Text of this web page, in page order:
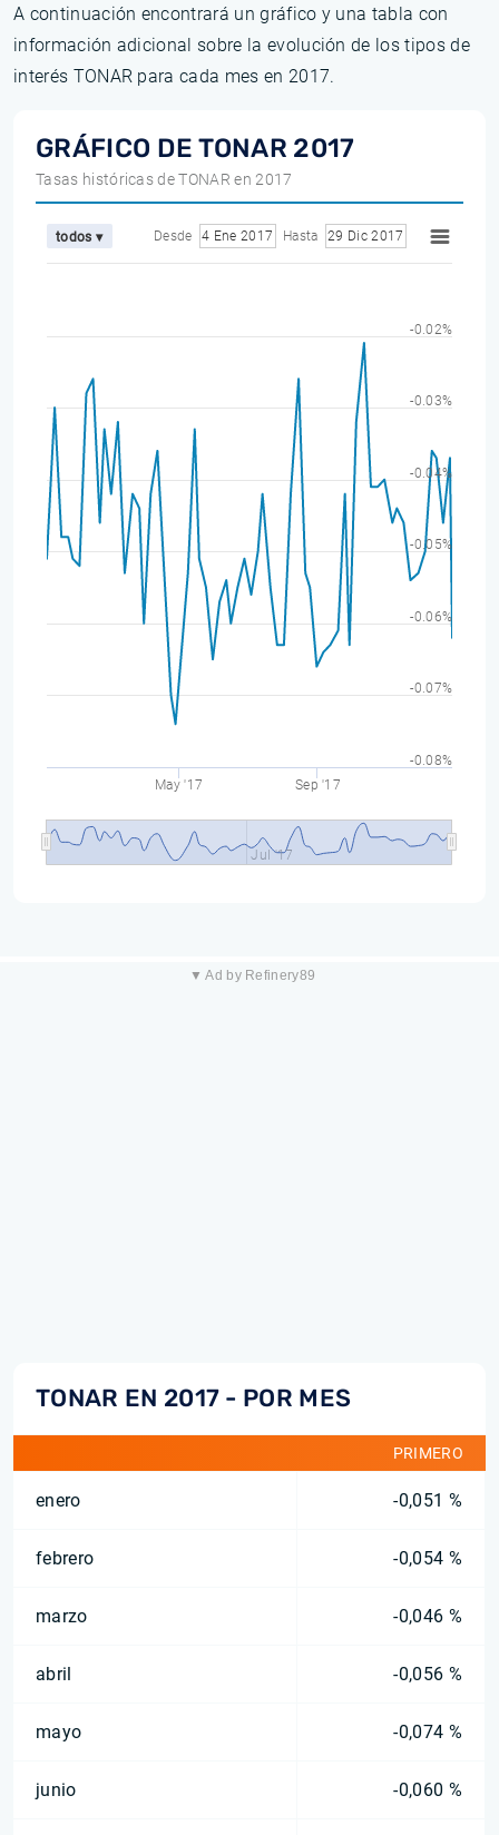
A continuación encontrará un gráfico y una tabla con
información adicional sobre la evolución de los tipos de
interés TONAR para cada mes en 2017.
GRÁFICO DE TONAR 2017
Tasas históricas de TONAR en 2017
todos ▾ Desde 4 Ene 2017 Hasta 29 Dic 2017
May '17 Sep '17
Jul '17
-0.08%
-0.07%
-0.06%
-0.05%
-0.04%
-0.03%
-0.02%
▼ Ad by Refinery89
TONAR EN 2017 - POR MES
PRIMERO
enero -0,051 %
febrero -0,054 %
marzo -0,046 %
abril -0,056 %
mayo -0,074 %
junio -0,060 %